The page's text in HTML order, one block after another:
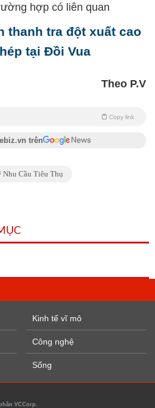
hợp có liên quan
thanh tra đột xuất cao
tại Đồi Vua
Theo P.V
Copy link
trên
Nhu Cầu Tiêu Thụ
Kinh tế vĩ mô
Công nghệ
Sống
VCCorp.